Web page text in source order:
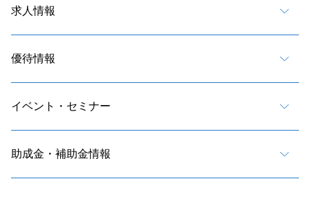
求人情報
優待情報
イベント・セミナー
助成金・補助金情報